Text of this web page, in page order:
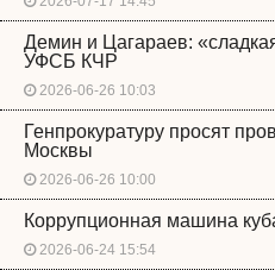
Демин и Цагараев:
УФСБ КЧР
2026-06-26 10:03
Генпрокуратуру просят
Москвы
2026-06-26 10:00
Коррупционная машина
2026-06-24 15:54